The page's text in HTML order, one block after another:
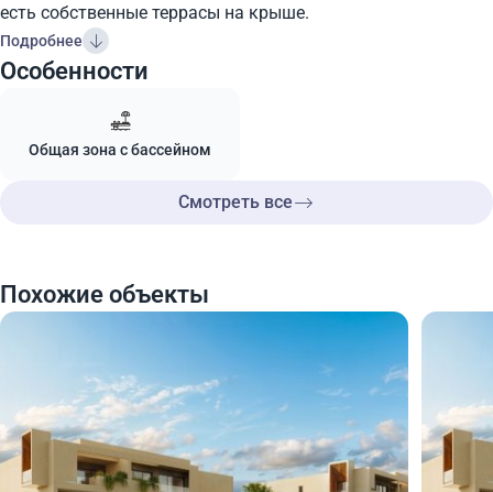
есть собственные террасы на крыше.
Подробнее
Особенности
Общая зона с бассейном
Смотреть все
Похожие объекты